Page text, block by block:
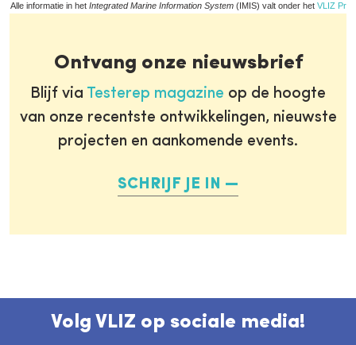
Alle informatie in het Integrated Marine Information System (IMIS) valt onder het VLIZ
Ontvang onze nieuwsbrief
Blijf via Testerep magazine op de hoogte
van onze recentste ontwikkelingen, nieuwste
projecten en aankomende events.
SCHRIJF JE IN
Volg VLIZ op sociale media!